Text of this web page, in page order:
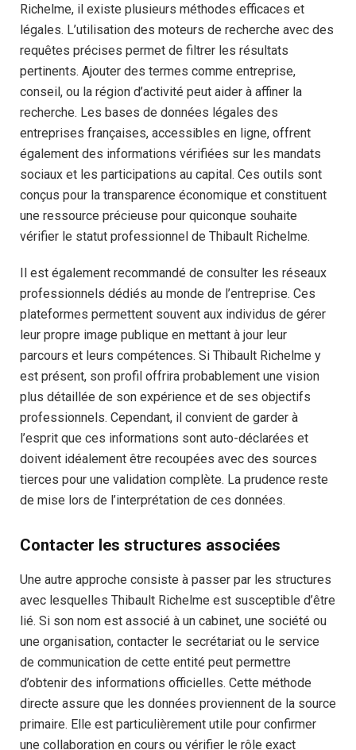
Richelme, il existe plusieurs méthodes efficaces et
légales. L’utilisation des moteurs de recherche avec des
requêtes précises permet de filtrer les résultats
pertinents. Ajouter des termes comme entreprise,
conseil, ou la région d’activité peut aider à affiner la
recherche. Les bases de données légales des
entreprises françaises, accessibles en ligne, offrent
également des informations vérifiées sur les mandats
sociaux et les participations au capital. Ces outils sont
conçus pour la transparence économique et constituent
une ressource précieuse pour quiconque souhaite
vérifier le statut professionnel de Thibault Richelme.
Il est également recommandé de consulter les réseaux
professionnels dédiés au monde de l’entreprise. Ces
plateformes permettent souvent aux individus de gérer
leur propre image publique en mettant à jour leur
parcours et leurs compétences. Si Thibault Richelme y
est présent, son profil offrira probablement une vision
plus détaillée de son expérience et de ses objectifs
professionnels. Cependant, il convient de garder à
l’esprit que ces informations sont auto-déclarées et
doivent idéalement être recoupées avec des sources
tierces pour une validation complète. La prudence reste
de mise lors de l’interprétation de ces données.
Contacter les structures associées
Une autre approche consiste à passer par les structures
avec lesquelles Thibault Richelme est susceptible d’être
lié. Si son nom est associé à un cabinet, une société ou
une organisation, contacter le secrétariat ou le service
de communication de cette entité peut permettre
d’obtenir des informations officielles. Cette méthode
directe assure que les données proviennent de la source
primaire. Elle est particulièrement utile pour confirmer
une collaboration en cours ou vérifier le rôle exact